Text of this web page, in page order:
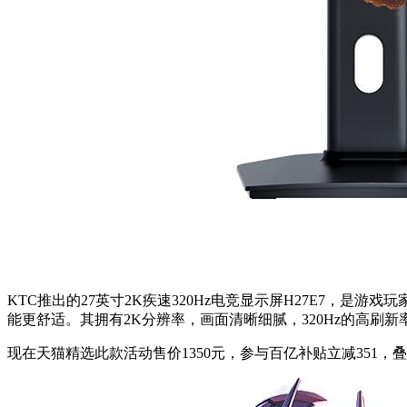
KTC推出的27英寸2K疾速320Hz电竞显示屏H27E7，是游戏
能更舒适。其拥有2K分辨率，画面清晰细腻，320Hz的高刷
现在天猫精选此款活动售价1350元，参与百亿补贴立减351，